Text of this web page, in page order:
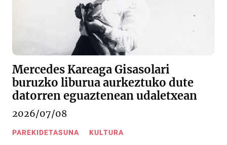
Mercedes Kareaga Gisasolari
buruzko liburua aurkeztuko dute
datorren eguaztenean udaletxean
2026/07/08
PAREKIDETASUNA KULTURA